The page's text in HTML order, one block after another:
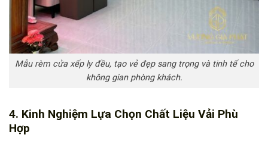
Mẫu rèm cửa xếp ly đều, tạo vẻ đẹp sang trọng và tinh tế cho
không gian phòng khách.
4. Kinh Nghiệm Lựa Chọn Chất Liệu Vải Phù
Hợp